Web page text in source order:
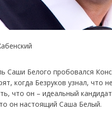
Саши Белого пробовался
когда Безруков узнал, что
что он – идеальный
он настоящий Саша Белый.